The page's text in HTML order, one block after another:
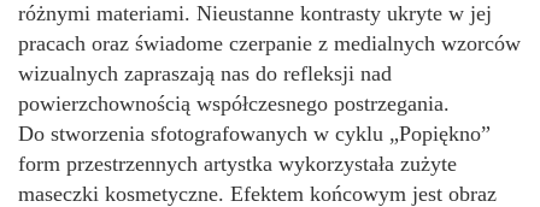
różnymi materiami. Nieustanne kontrasty ukryte w jej
pracach oraz świadome czerpanie z medialnych wzorców
wizualnych zapraszają nas do refleksji nad
powierzchownością współczesnego postrzegania.
Do stworzenia sfotografowanych w cyklu „Popiękno”
form przestrzennych artystka wykorzystała zużyte
maseczki kosmetyczne. Efektem końcowym jest obraz